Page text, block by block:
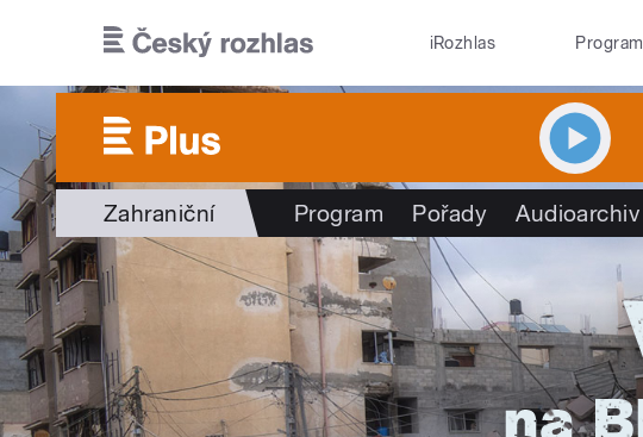
iRozhlas Program
Zahraniční Program Pořady Audioarchiv